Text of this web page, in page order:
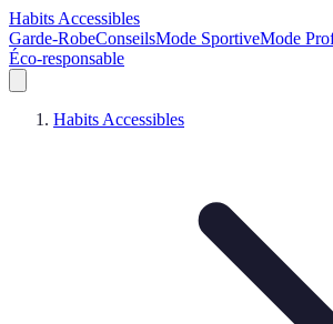
Habits Accessibles
Garde-RobeConseilsMode SportiveMode
Éco-responsable
Habits Accessibles